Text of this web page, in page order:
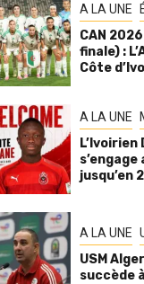
A LA UNE
CAN
finale) :
Côte
A LA UNE
s’engage
jusqu’en
A LA UNE
USM
succède